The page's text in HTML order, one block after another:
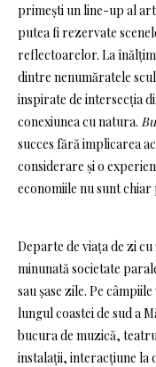
primești un line-up al
putea fi rezervate
reflectoarelor. La
dintre nenumăratele
inspirate de intersecția
conexiunea cu natura.
succes fără implicarea
considerare și o
economiile nu sunt
Departe de viața de zi
minunată societate
sau șase zile. Pe
lungul coastei de sud a
bucura de muzică,
instalații, interacțiune la